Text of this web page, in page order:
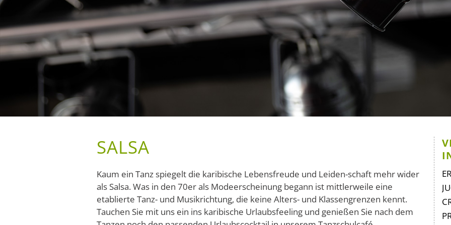
SALSA
Kaum ein Tanz spiegelt die karibische Lebensfreude und Leiden-schaft mehr wider
als Salsa. Was in den 70er als Modeerscheinung begann ist mittlerweile eine
etablierte Tanz- und Musikrichtung, die keine Alters- und Klassengrenzen kennt.
Tauchen Sie mit uns ein ins karibische Urlaubsfeeling und genießen Sie nach dem